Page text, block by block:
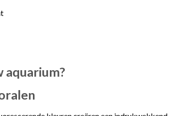
aquarium?